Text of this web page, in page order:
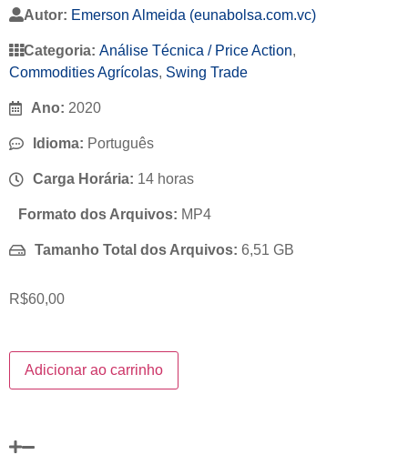
Autor: Emerson Almeida (eunabolsa.com.vc)
Categoria: Análise Técnica / Price Action,
Commodities Agrícolas, Swing Trade
Ano: 2020
Idioma: Português
Carga Horária: 14 horas
Formato dos Arquivos: MP4
Tamanho Total dos Arquivos: 6,51 GB
R$60,00
Adicionar ao carrinho